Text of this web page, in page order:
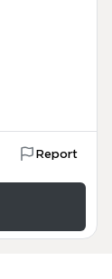
Report